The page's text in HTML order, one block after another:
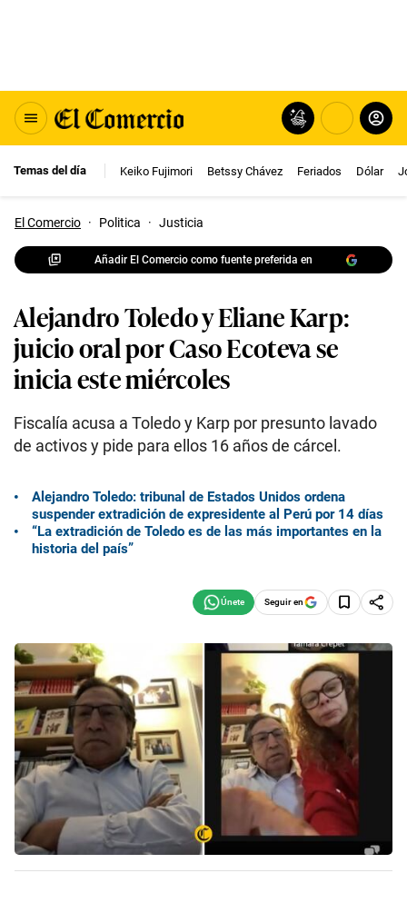
Temas del día Keiko Fujimori Betssy Chávez Feriados Dólar
El Comercio · Politica · Justicia
Añadir El Comercio como fuente preferida en
Alejandro Toledo y Eliane Karp:
juicio oral por Caso Ecoteva se
inicia este miércoles
Fiscalía acusa a Toledo y Karp por presunto lavado
de activos y pide para ellos 16 años de cárcel.
Alejandro Toledo: tribunal de Estados Unidos ordena
suspender extradición de expresidente al Perú por 14 días
“La extradición de Toledo es de las más importantes en la
historia del país”
Seguir en